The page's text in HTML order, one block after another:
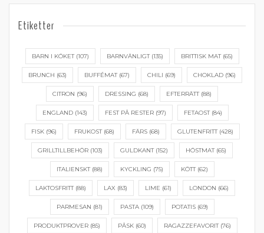
Etiketter
BARN I KÖKET(107) BARNVÄNLIGT(135) BRITTISK MAT(65)
BRUNCH (63) BUFFÉMAT(67) CHILI (69) CHOKLAD (96)
CITRON (96) DRESSING (68) EFTERRÄTT(88)
ENGLAND(143) FEST PÅ RESTER(97) FETAOST(84)
FISK(96) FRUKOST(68) FÄRS(68) GLUTENFRITT(428)
GRILLTILLBEHÖR (103) GULDKANT(152) HÖSTMAT(65)
ITALIENSKT(88) KYCKLING (75) KÖTT(62)
LAKTOSFRITT(88) LAX (83) LIME (61) LONDON (66)
PARMESAN (81) PASTA(109) POTATIS(69)
PRODUKTPROVER(85) PÅSK(60) RAGAZZEFAVORIT(76)